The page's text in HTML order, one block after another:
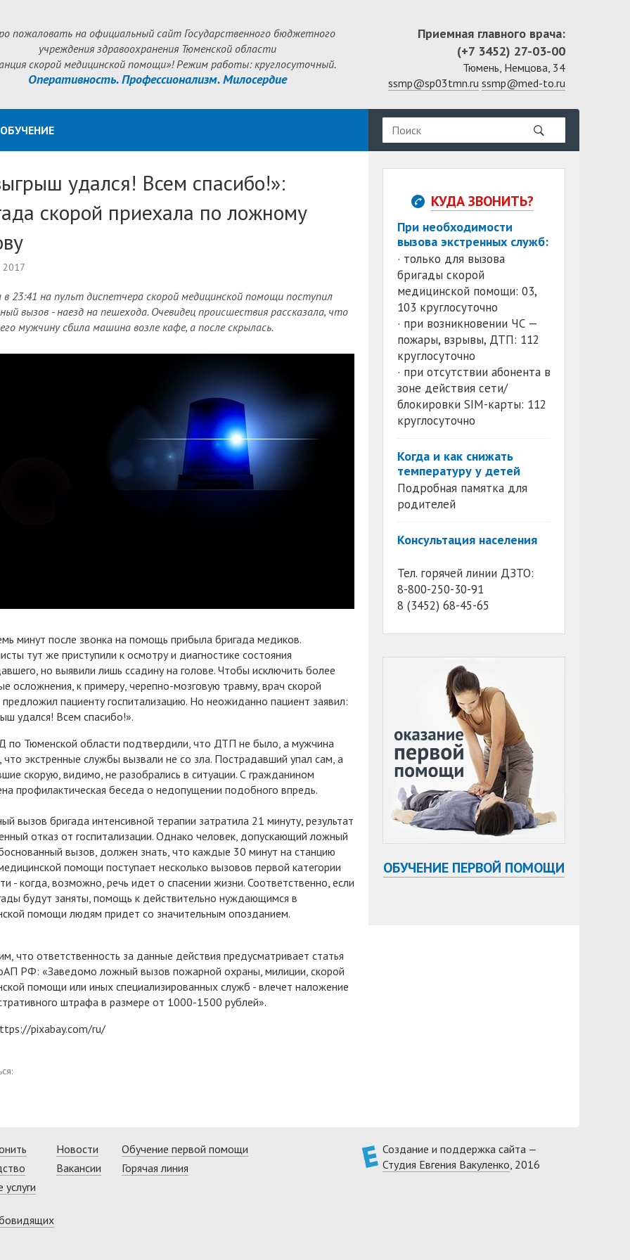
пожаловать на официальный сайт Государственного бюджетного
учреждения здравоохранения Тюменской области
скорой медицинской помощи»! Режим работы: круглосуточный.
Оперативность. Профессионализм. Милосердие
Приемная главного врача:
(+7 3452) 27-03-00
Тюмень, Немцова, 34
ssmp@sp03tmn.ru ssmp@med-to.ru
ОБУЧЕНИЕ
удался! Всем спасибо!»:
скорой приехала по ложному
2017
23:41 на пульт диспетчера скорой медицинской помощи поступил
вызов - наезд на пешехода. Очевидец происшествия рассказала, что
мужчину сбила машина возле кафе, а после скрылась.
минут после звонка на помощь прибыла бригада медиков.
тут же приступили к осмотру и диагностике состояния
но выявили лишь ссадину на голове. Чтобы исключить более
осложнения, к примеру, черепно-мозговую травму, врач скорой
пациенту госпитализацию. Но неожиданно пациент заявил:
удался! Всем спасибо!».
по Тюменской области подтвердили, что ДТП не было, а мужчина
что экстренные службы вызвали не со зла. Пострадавший упал сам, а
скорую, видимо, не разобрались в ситуации. С гражданином
профилактическая беседа о недопущении подобного впредь.
вызов бригада интенсивной терапии затратила 21 минуту, результат
отказ от госпитализации. Однако человек, допускающий ложный
вызов, должен знать, что каждые 30 минут на станцию
помощи поступает несколько вызовов первой категории
- когда, возможно, речь идет о спасении жизни. Соответственно, если
будут заняты, помощь к действительно нуждающимся в
помощи людям придет со значительным опозданием.
что ответственность за данные действия предусматривает статья
РФ: «Заведомо ложный вызов пожарной охраны, милиции, скорой
помощи или иных специализированных служб - влечет наложение
штрафа в размере от 1000-1500 рублей».
pixabay.com/ru/
КУДА ЗВОНИТЬ?
При необходимости
вызова экстренных служб:
· только для вызова
бригады скорой
медицинской помощи: 03,
103 круглосуточно
· при возникновении ЧС —
пожары, взрывы, ДТП: 112
круглосуточно
· при отсутствии абонента в
зоне действия сети/
блокировки SIM-карты: 112
круглосуточно
Когда и как снижать
температуру у детей
Подробная памятка для
родителей
Консультация населения
Тел. горячей линии ДЗТО:
8-800-250-30-91
8 (3452) 68-45-65
ОБУЧЕНИЕ ПЕРВОЙ ПОМОЩИ
Новости
Вакансии
Обучение первой помощи
Горячая линия
Создание и поддержка сайта —
Студия Евгения Вакуленко, 2016